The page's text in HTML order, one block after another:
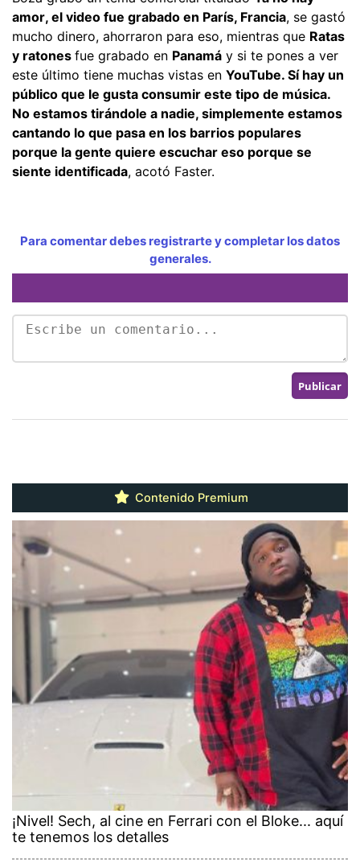
amor, el video fue grabado en París, Francia, se gastó
mucho dinero, ahorraron para eso, mientras que Ratas
y ratones fue grabado en Panamá y si te pones a ver
este último tiene muchas vistas en YouTube. Sí hay un
público que le gusta consumir este tipo de música.
No estamos tirándole a nadie, simplemente estamos
cantando lo que pasa en los barrios populares
porque la gente quiere escuchar eso porque se
siente identificada, acotó Faster.
Para comentar debes registrarte y completar los datos
generales.
Contenido Premium
¡Nivel! Sech, al cine en Ferrari con el Bloke... aquí
te tenemos los detalles